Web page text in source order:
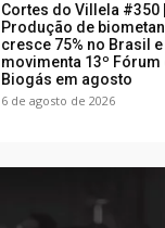
Cortes do Villela #350 |
Produção de
cresce 75% no Brasil e
movimenta 13º Fórum
Biogás em agosto
6 de agosto de 2026